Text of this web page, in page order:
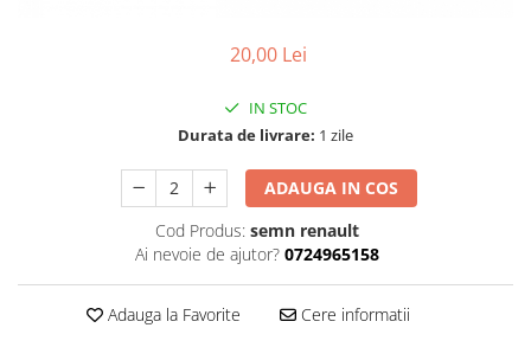
20,00 Lei
IN STOC
Durata de livrare: 1 zile
ADAUGA IN COS
Cod Produs: semn renault
Ai nevoie de ajutor? 0724965158
Adauga la Favorite Cere informatii